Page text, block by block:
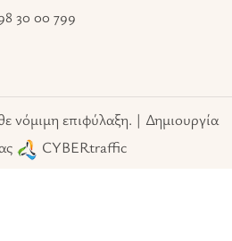
30 00 799
νόμιμη επιφύλαξη. | Δημιουργία
CYBERtraffic